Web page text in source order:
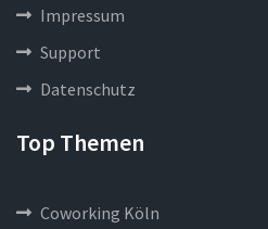
Impressum
Support
Datenschutz
Top Themen
Coworking Köln